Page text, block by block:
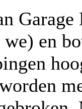
en